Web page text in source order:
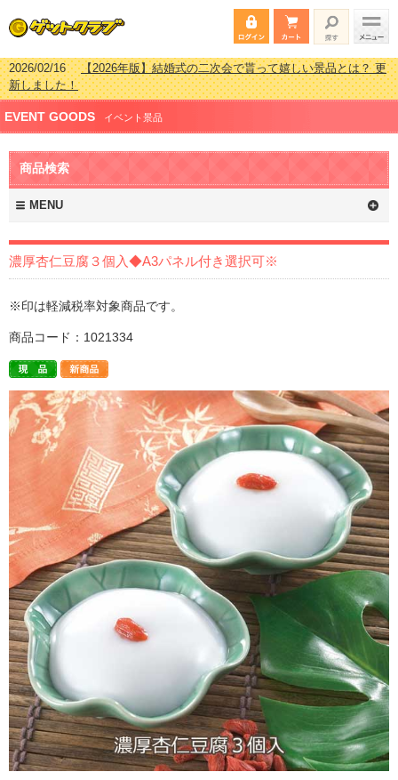
2026/02/03【2026年版】ゴルフコンペ景品 3000円未満［2000円～
2999円編］もらってうれしい人気ラ…
2026/07/15【2026年版】ビンゴゲーム景品おすすめ金額別人気ランキ
ング 更新しました！
2026/04/03【2026年版】ゴルフコンペ景品 3000円未満［2000円～
2999円編］もらってうれしい人気ラ…
2026/02/16
新しました！
EVENT GOODS イベント景品
商品検索
MENU
濃厚杏仁豆腐３個入◆A3パネル付き選択可※
※印は軽減税率対象商品です。
商品コード：1021334